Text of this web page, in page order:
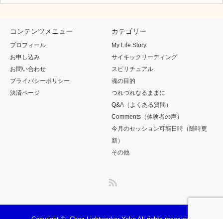
コンテンツメニュー
プロフィール
お申し込み
お問い合わせ
プライバシーポリシー
決済ページ
カテゴリー
My Life Story
サイキックリーディング
スピリチュアル
魂の目的
つれづれなるままに
Q&A（よくある質問）
Comments（体験者の声）
今月のセッション可能日時（随時更
新）
その他